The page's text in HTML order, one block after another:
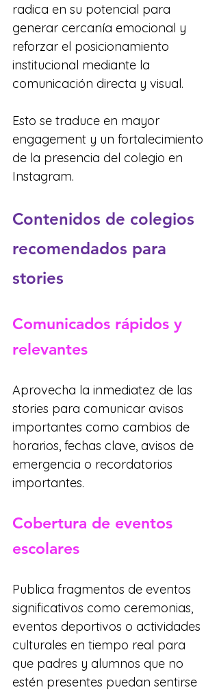
radica en su potencial para
generar cercanía emocional y
reforzar el posicionamiento
institucional mediante la
comunicación directa y visual.
Esto se traduce en mayor
engagement y un fortalecimiento
de la presencia del colegio en
Instagram.
Contenidos de colegios
recomendados para
stories
Comunicados rápidos y
relevantes
Aprovecha la inmediatez de las
stories para comunicar avisos
importantes como cambios de
horarios, fechas clave, avisos de
emergencia o recordatorios
importantes.
Cobertura de eventos
escolares
Publica fragmentos de eventos
significativos como ceremonias,
eventos deportivos o actividades
culturales en tiempo real para
que padres y alumnos que no
estén presentes puedan sentirse